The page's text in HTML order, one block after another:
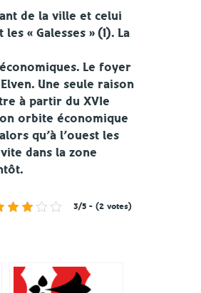
de la ville et celui
« Galesses » (1). La
Le foyer
Une seule raison
à partir du XVIe
orbite économique
qu’à l’ouest les
dans la zone
3/5 - (2 votes)